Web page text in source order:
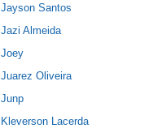
Jayson Santos
Jazi Almeida
Joey
Juarez Oliveira
Junp
Kleverson Lacerda